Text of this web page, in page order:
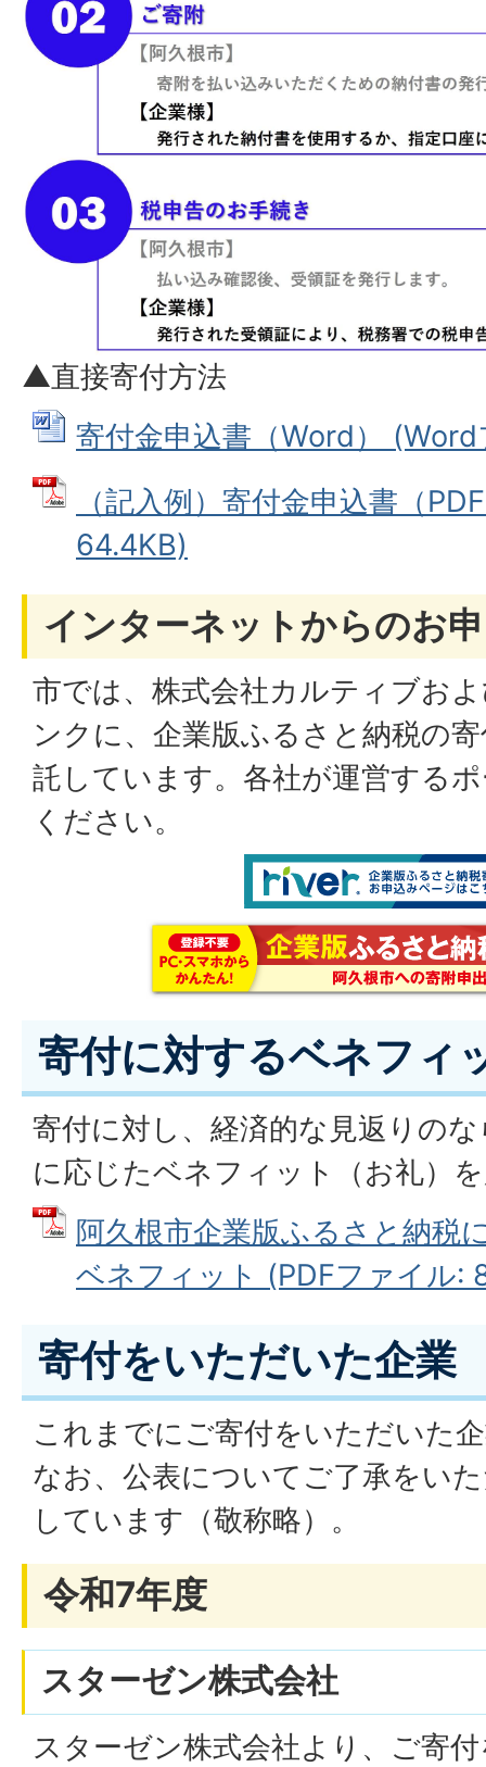
▲直接寄付方法
寄付金申込書（Word）
（記入例）寄付金申込書（
64.4KB)
インターネットからのお
市では、株式会社カルティブお
ンクに、企業版ふるさと納税の
託しています。各社が運営する
ください。
寄付に対するベネフィ
寄付に対し、経済的な見返りの
に応じたベネフィット（お礼）
阿久根市企業版ふるさと納税
ベネフィット (PDFファイル:
寄付をいただいた企業
これまでにご寄付をいただいた
なお、公表についてご了承をい
しています（敬称略）。
令和7年度
スターゼン株式会社
スターゼン株式会社より、ご寄